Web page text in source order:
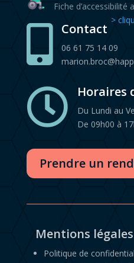
Fiche d’accessibilité
>
 Contact
06 61 75 14 09
 Horaires
Du Lundi au
De 09h00 à
Prendre un
Mentions légales
Politique de